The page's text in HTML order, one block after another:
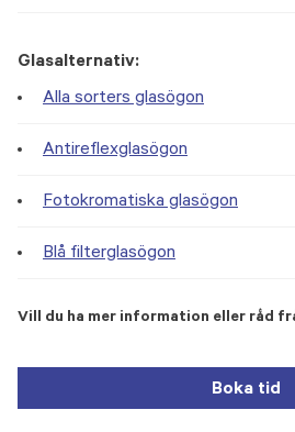
Glasalternativ:
Alla sorters glasögon
Antireflexglasögon
Fotokromatiska glasögon
Blå filterglasögon
Vill du ha mer information eller råd
Boka tid